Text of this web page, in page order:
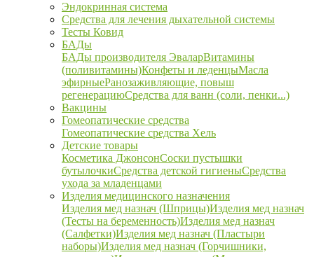
Эндокринная система
Средства для лечения дыхательной системы
Тесты Ковид
БАДы
БАДы производителя ЭваларВитамины
(поливитамины)Конфеты и леденцыМасла
эфирныеРанозаживляющие, повыш
регенерациюСредства для ванн (соли, пенки...)
Вакцины
Гомеопатические средства
Гомеопатические средства Хель
Детские товары
Косметика ДжонсонСоски пустышки
бутылочкиСредства детской гигиеныСредства
ухода за младенцами
Изделия медицинского назначения
Изделия мед назнач (Шприцы)Изделия мед назнач
(Тесты на беременность)Изделия мед назнач
(Салфетки)Изделия мед назнач (Пластыри
наборы)Изделия мед назнач (Горчишники,